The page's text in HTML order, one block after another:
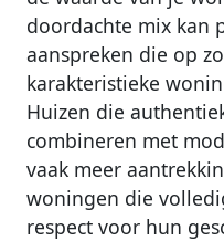
doordachte mix kan
aanspreken die op
karakteristieke
Huizen die
combineren met
vaak meer
woningen die
respect voor hun